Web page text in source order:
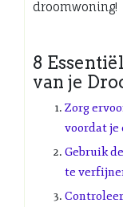
droomwoning!
8
van je
Zorg
voordat je
Gebruik
te